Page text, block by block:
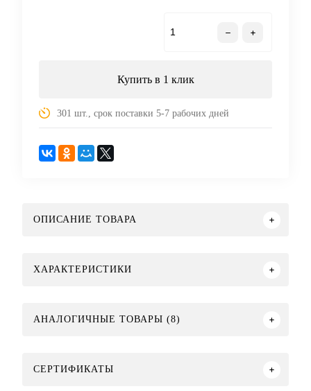
Купить в 1 клик
301 шт., срок поставки 5-7 рабочих дней
ОПИСАНИЕ ТОВАРА
ХАРАКТЕРИСТИКИ
АНАЛОГИЧНЫЕ ТОВАРЫ (8)
СЕРТИФИКАТЫ